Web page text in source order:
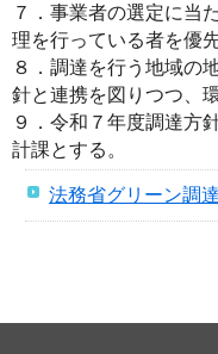
７．事業者の選定に当
理を行っている者を優
８．調達を行う地域の
針と連携を図りつつ、
９．令和７年度調達方
計課とする。
法務省グリーン調